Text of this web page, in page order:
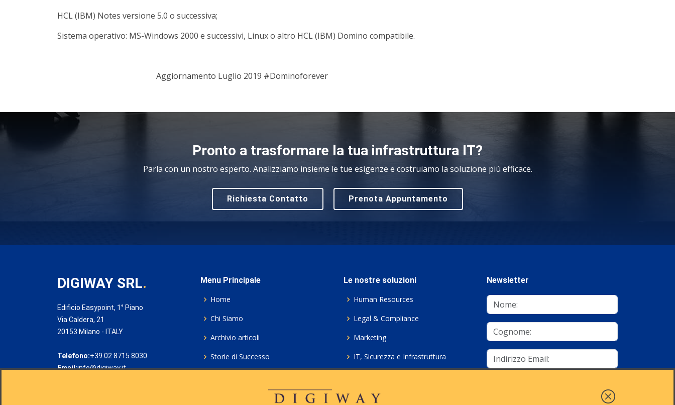
HCL (IBM) Notes versione 5.0 o successiva;
Sistema operativo: MS-Windows 2000 e successivi, Linux o altro HCL (IBM) Domino compatibile.
Aggiornamento Luglio 2019 #Dominoforever
Pronto a trasformare la tua infrastruttura IT?
Parla con un nostro esperto. Analizziamo insieme le tue esigenze e costruiamo la soluzione più efficace.
Richiesta Contatto Prenota Appuntamento
DIGIWAY SRL.
Edificio Easypoint, 1° Piano
Via Caldera, 21
20153 Milano - ITALY
Telefono:+39 02 8715 8030
Email:info@digiway.it
Menu Principale
Home
Chi Siamo
Archivio articoli
Storie di Successo
Le nostre soluzioni
Human Resources
Legal & Compliance
Marketing
IT, Sicurezza e Infrastruttura
Consulenza ICT e Licenze
Newsletter